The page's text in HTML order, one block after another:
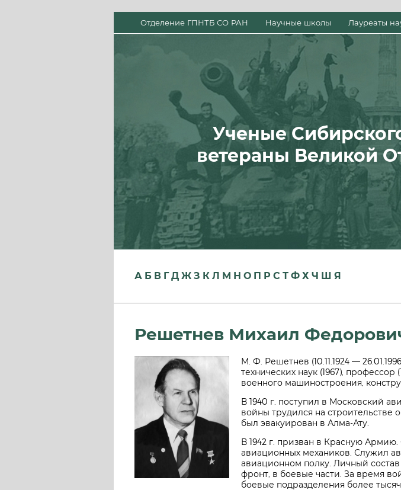
Отделение ГПНТБ СО РАН Научные школы Лауреаты
Ученые
ветераны Великой
А Б В Г Д Ж З К Л М Н О П Р С Т Ф Х Ч Ш Я
Решетнев Михаил
М. Ф. Решетнев (10.11.1924 —
технических наук (1967),
военного машиностроения,
В 1940 г. поступил в Московский
войны трудился на строительстве
был эвакуирован в Алма-Ату.
В 1942 г. призван в Красную
авиационных механиков. Служил
авиационном полку. Личный
фронт, в боевые части. За время
боевые подразделения более